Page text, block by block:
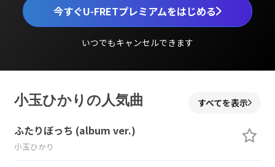
今すぐU-FRETプレミアムをはじめる
いつでもキャンセルできます
小玉ひかりの人気曲 すべてを表示
ふたりぼっち (album ver.)
小玉ひかり